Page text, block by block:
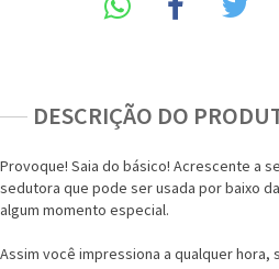
DESCRIÇÃO DO
Provoque! Saia do básico! Acrescente a
sedutora que pode ser usada por baixo
algum momento especial.
Assim você impressiona a qualquer